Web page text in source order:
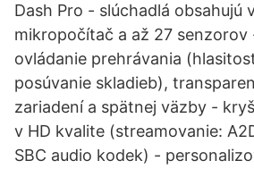
Dash Pro - slúchadlá obsahujú
mikropočítač a až 27
ovládanie prehrávania
posúvanie skladieb),
zariadení a spätnej väzby -
v HD kvalite (streamovanie:
SBC audio kodek) -